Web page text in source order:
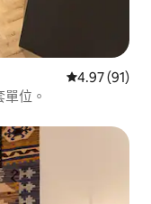
從 91 則評價
4.97 (91)
位。